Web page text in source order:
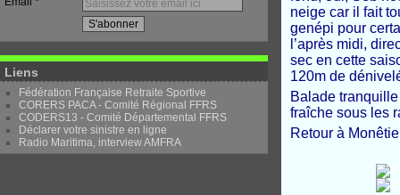
Liens
Fédération Française Retraite Sportive
CORERS PACA - Comité Régional FFRS
CODERS13 - Comité Départemental FFRS
Déclarer votre sinistre en ligne
Radio Maritima, interview AMFRA
neige car il fait
genépi pour
l’après midi,
sec en cette
120m de
Balade
fraîche sous
Retour à